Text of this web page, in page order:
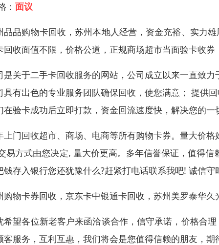
： 面议
品品购物卡回收，苏州本地人经营，资金充裕、实力
回收面值不限，价格公道，正规商场超市当面验卡收
是关于二手卡回收服务的网站，公司成立以来一直致
具有出色的专业服务团队确保回收，使您满意； 提供
在验卡成功后立即打款，资金回流速度快，解决您的一
上门回收超市、商场、电商等所有购物卡券。量大价
易方式由您决定, 量大价更高。多年信誉保证，值得
钱存入银行您还犹豫什么?赶紧打电话联系我吧! 诚信
购物卡券回收，京东卡中银通卡回收，苏州美罗泰华久
希望各位新老客户来函洽谈合作，信守承诺，价格合
客服务，互利互惠，我们将会是您值得信赖的朋友，期